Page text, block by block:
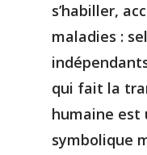
s’habiller,
maladies :
qui fait la
humaine est
symbolique